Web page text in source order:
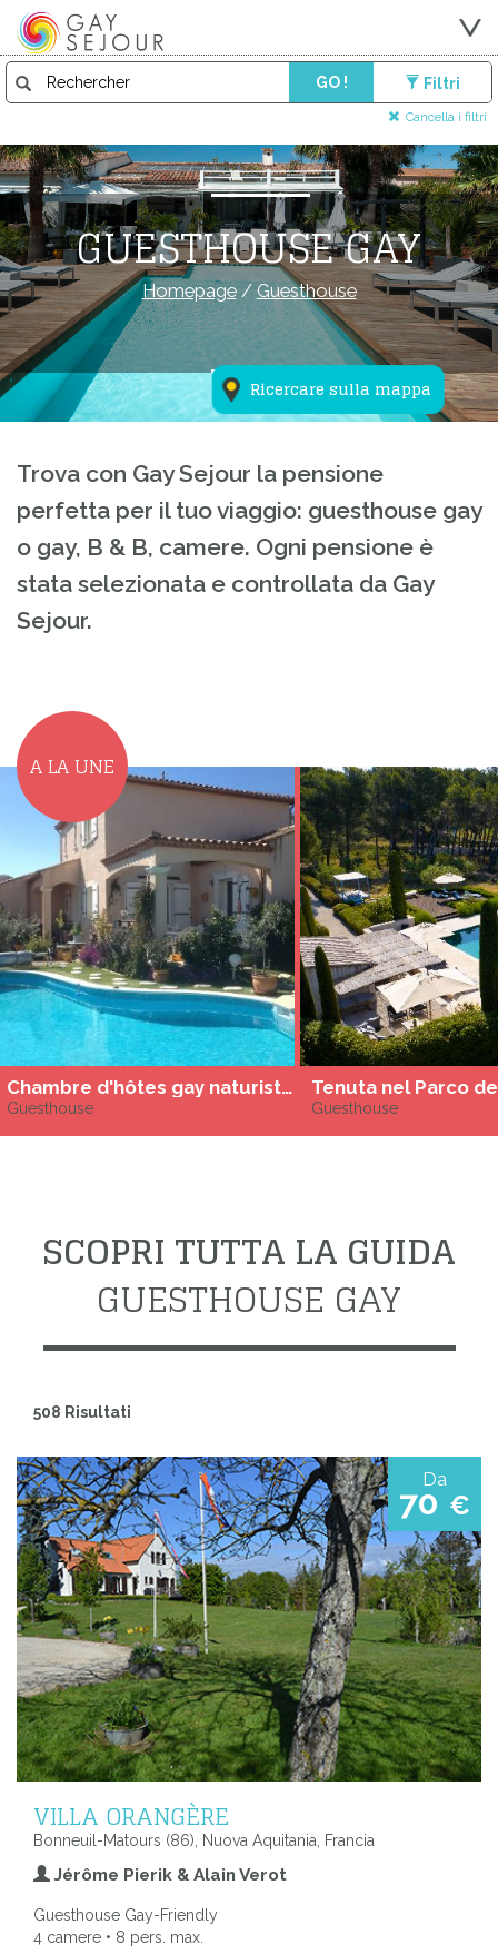
GO ! Filtri
Cancella i filtri
Ricercare sulla mappa
GUESTHOUSE GAY
Homepage/Guesthouse
Trova con Gay Sejour la pensione
perfetta per il tuo viaggio: guesthouse gay
o gay, B & B, camere. Ogni pensione è
stata selezionata e controllata da Gay
Sejour.
A LA UNE
Chambre d'hôtes gay naturiste proche de Pezenas
Guesthouse Guesthouse
SCOPRI TUTTA LA GUIDA
GUESTHOUSE GAY
508 Risultati
Da
70 €
VILLA ORANGÈRE
Bonneuil-Matours (86), Nuova Aquitania, Francia
Jérôme Pierik & Alain Verot
Guesthouse Gay-Friendly
4 camere • 8 pers. max.